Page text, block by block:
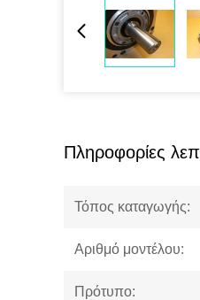
Πληροφορίες
Τόπος καταγωγής:
Αριθμό μοντέλου:
Πρότυπο: